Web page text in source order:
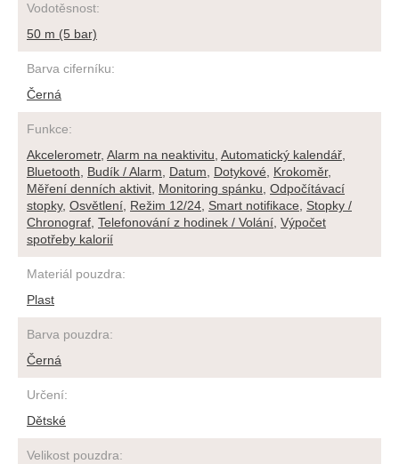
Vodotěsnost:
50 m (5 bar)
Barva ciferníku:
Černá
Funkce:
Akcelerometr, Alarm na neaktivitu, Automatický kalendář,
Bluetooth, Budík / Alarm, Datum, Dotykové, Krokoměr,
Měření denních aktivit, Monitoring spánku, Odpočítávací
stopky, Osvětlení, Režim 12/24, Smart notifikace, Stopky /
Chronograf, Telefonování z hodinek / Volání, Výpočet
spotřeby kalorií
Materiál pouzdra:
Plast
Barva pouzdra:
Černá
Určení:
Dětské
Velikost pouzdra: